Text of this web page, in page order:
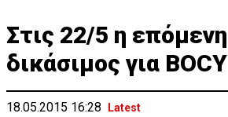
Στις 22/5 η επόμενη
δικάσιμος για BOCY
18.05.2015 16:28 Latest